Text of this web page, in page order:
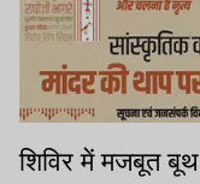
शिविर में मजबूत